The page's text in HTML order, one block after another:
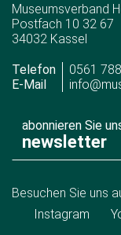
Museumsverband
Postfach 10 32 67
34032 Kassel
Telefon
0561
E-Mail
abonnieren Sie
newsletter
Besuchen Sie uns
Instagram